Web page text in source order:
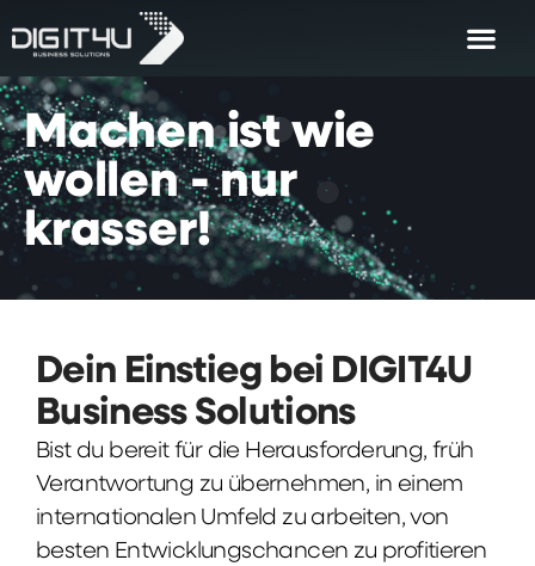
Machen ist wie
wollen - nur
krasser!
Dein Einstieg bei DIGIT4U
Business Solutions
Bist du bereit für die Herausforderung, früh
Verantwortung zu übernehmen, in einem
internationalen Umfeld zu arbeiten, von
besten Entwicklungschancen zu profitieren